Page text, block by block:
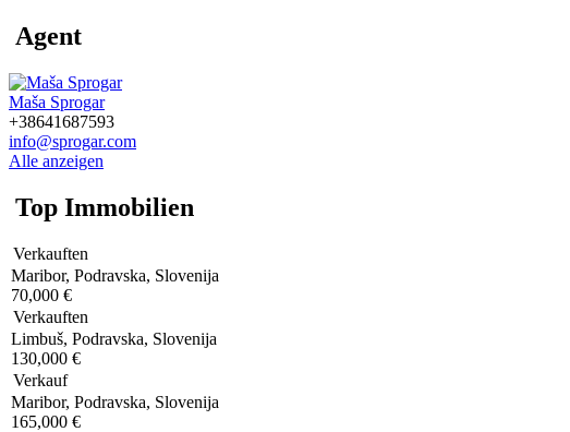
Agent
Maša Sprogar
+38641687593
info@sprogar.com
Alle anzeigen
Top Immobilien
Verkauften
Maribor, Podravska, Slovenija
70,000 €
Verkauften
Limbuš, Podravska, Slovenija
130,000 €
Verkauf
Maribor, Podravska, Slovenija
165,000 €